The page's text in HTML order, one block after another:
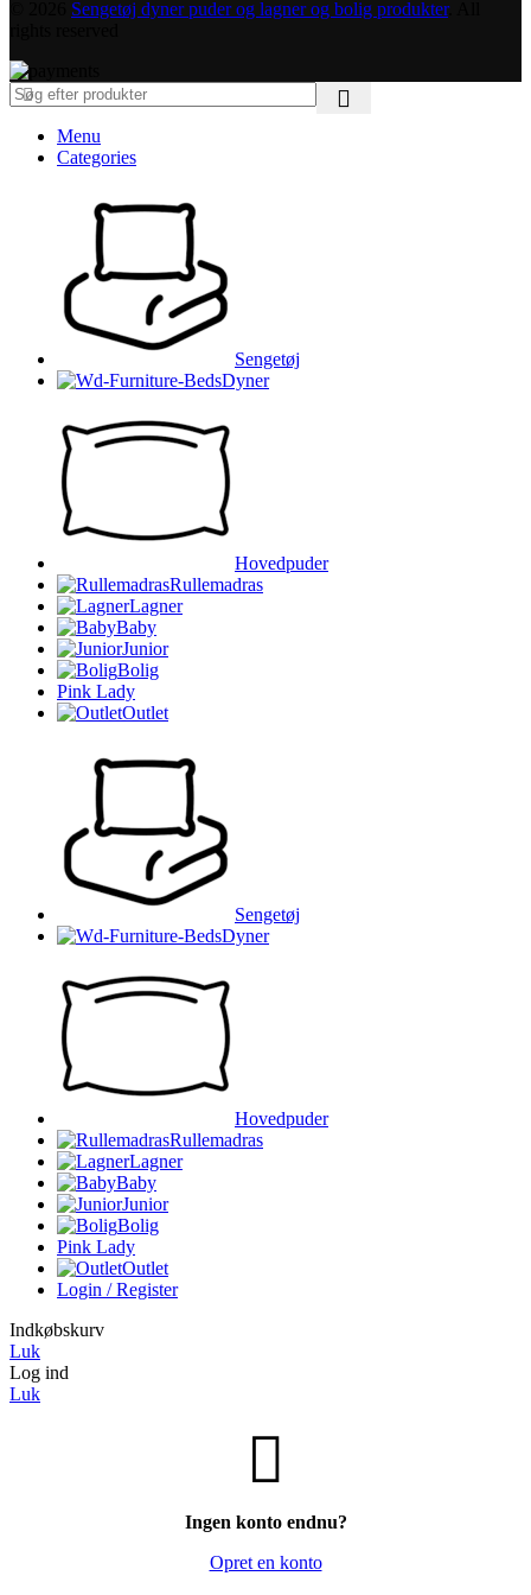
Sengetøj dyner puder og lagner og bolig produkter. All
Menu
Categories
Sengetøj
Dyner
Hovedpuder
Rullemadras
Lagner
Baby
Junior
Bolig
Pink Lady
Outlet
Sengetøj
Dyner
Hovedpuder
Rullemadras
Lagner
Baby
Junior
Bolig
Pink Lady
Outlet
Login / Register
Indkøbskurv
Luk
Log ind
Luk
Ingen konto endnu?
Opret en konto